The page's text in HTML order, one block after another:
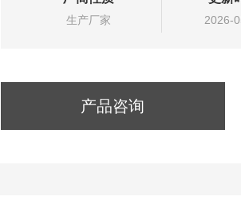
生产厂家 2026-
产品咨询